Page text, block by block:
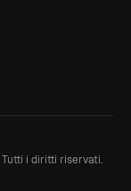
Tutti i diritti riservati.